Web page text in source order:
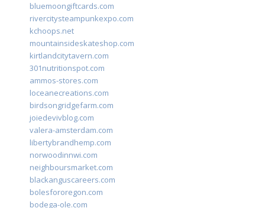
bluemoongiftcards.com
rivercitysteampunkexpo.com
kchoops.net
mountainsideskateshop.com
kirtlandcitytavern.com
301nutritionspot.com
ammos-stores.com
loceanecreations.com
birdsongridgefarm.com
joiedevivblog.com
valera-amsterdam.com
libertybrandhemp.com
norwoodinnwi.com
neighboursmarket.com
blackanguscareers.com
bolesfororegon.com
bodega-ole.com